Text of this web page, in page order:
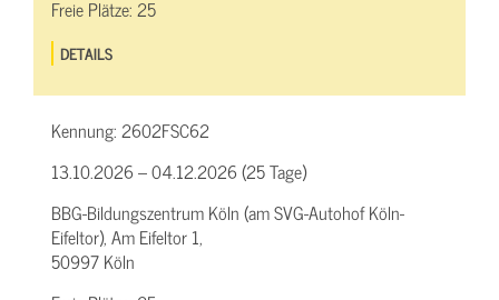
Freie Plätze:25
DETAILS
Kennung:2602FSC62
13.10.2026 – 04.12.2026 (25 Tage)
BBG-Bildungszentrum Köln (am SVG-Autohof Köln-
Eifeltor), Am Eifeltor 1,
50997 Köln